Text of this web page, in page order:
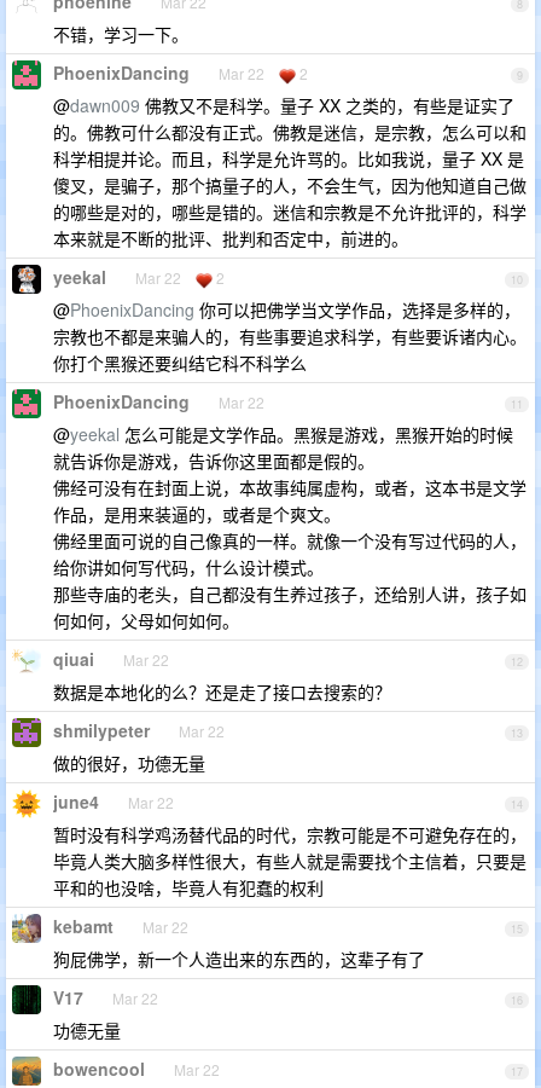
8
不错，学习一下。
9
PhoenixDancing Mar 22 2
@dawn009 佛教又不是科学。量子 XX 之类的，有些是证实了
的。佛教可什么都没有正式。佛教是迷信，是宗教，怎么可以和
科学相提并论。而且，科学是允许骂的。比如我说，量子 XX 是
傻叉，是骗子，那个搞量子的人，不会生气，因为他知道自己做
的哪些是对的，哪些是错的。迷信和宗教是不允许批评的，科学
本来就是不断的批评、批判和否定中，前进的。
10
yeekal Mar 22 2
@PhoenixDancing 你可以把佛学当文学作品，选择是多样的，
宗教也不都是来骗人的，有些事要追求科学，有些要诉诸内心。
你打个黑猴还要纠结它科不科学么
11
PhoenixDancing Mar 22
@yeekal 怎么可能是文学作品。黑猴是游戏，黑猴开始的时候
就告诉你是游戏，告诉你这里面都是假的。
佛经可没有在封面上说，本故事纯属虚构，或者，这本书是文学
作品，是用来装逼的，或者是个爽文。
佛经里面可说的自己像真的一样。就像一个没有写过代码的人，
给你讲如何写代码，什么设计模式。
那些寺庙的老头，自己都没有生养过孩子，还给别人讲，孩子如
何如何，父母如何如何。
12
qiuai Mar 22
数据是本地化的么？还是走了接口去搜索的？
13
shmilypeter Mar 22
做的很好，功德无量
14
june4 Mar 22
暂时没有科学鸡汤替代品的时代，宗教可能是不可避免存在的，
毕竟人类大脑多样性很大，有些人就是需要找个主信着，只要是
平和的也没啥，毕竟人有犯蠢的权利
15
kebamt Mar 22
狗屁佛学，新一个人造出来的东西的，这辈子有了
16
V17 Mar 22
功德无量
17
bowencool Mar 22